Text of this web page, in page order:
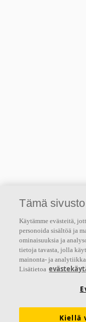
Tämä
Käytämme evästeitä,
personoida sisältöä ja
ominaisuuksia ja
tietoja tavasta, jolla
mainonta- ja
Lisätietoa
Kiellä